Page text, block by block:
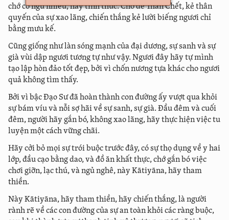
chớ có ngủ nhiều, hãy tỉnh thức. Chớ để Thần Chết, kẻ thân
quyến của sự xao lãng, chiến thắng kẻ lười biếng ngươi chỉ
bằng mưu kế.
Cũng giống như làn sóng mạnh của đại dương, sự sanh và sự
già vùi dập ngươi tương tự như vậy. Ngươi đây hãy tự mình
tạo lập hòn đảo tốt đẹp, bởi vì chốn nương tựa khác cho ngươi
quả không tìm thấy.
Bởi vì bậc Đạo Sư đã hoàn thành con đường ấy vượt qua khỏi
sự bám víu và nỗi sợ hãi về sự sanh, sự già. Đầu đêm và cuối
đêm, người hãy gắn bó, không xao lãng, hãy thực hiện việc tu
luyện một cách vững chãi.
Hãy cởi bỏ mọi sự trói buộc trước đây, có sự thọ dụng về y hai
lớp, đầu cạo bằng dao, và đồ ăn khất thực, chớ gắn bó việc
chơi giỡn, lạc thú, và ngủ nghê, này Kātiyāna, hãy tham
thiền.
Này Kātiyāna, hãy tham thiền, hãy chiến thắng, là người
rành rẽ về các con đường của sự an toàn khỏi các ràng buộc,